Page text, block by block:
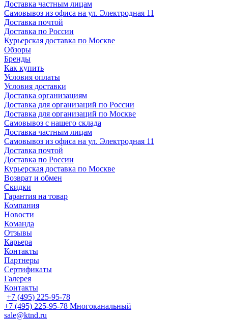
Доставка частным лицам
Самовывоз из офиса на ул. Электродная 11
Доставка почтой
Доставка по России
Курьерская доставка по Москве
Обзоры
Бренды
Как купить
Условия оплаты
Условия доставки
Доставка организациям
Доставка для организаций по России
Доставка для организаций по Москве
Самовывоз с нашего склада
Доставка частным лицам
Самовывоз из офиса на ул. Электродная 11
Доставка почтой
Доставка по России
Курьерская доставка по Москве
Возврат и обмен
Скидки
Гарантия на товар
Компания
Новости
Команда
Отзывы
Карьера
Контакты
Партнеры
Сертификаты
Галерея
Контакты
+7 (495) 225-95-78
+7 (495) 225-95-78 Многоканальный
sale@ktnd.ru